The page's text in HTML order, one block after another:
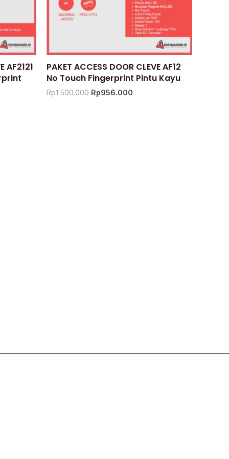
AF2121
PAKET ACCESS DOOR CLEVE AF12
No Touch Fingerprint Pintu Kayu
Rp1.500.000 Rp956.000